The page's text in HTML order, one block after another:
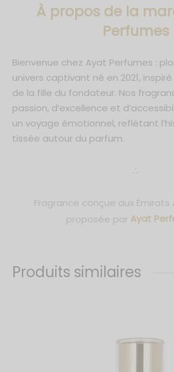
À propos de la
Perfumes
Bienvenue chez Ayat Perfumes :
univers captivant né en 2021,
de la fille du fondateur. Nos
passion, d’excellence et
un voyage émotionnel, reflétant
tissée autour du parfum.
∴
Fragrance conçue aux Émirats
proposée par Ayat
Produits similaires